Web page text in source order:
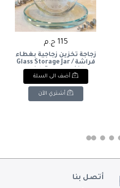
115 ج.م
زجاجة تخزين زجاجية بغطاء
فراشة / Glass Storage Jar
with Butterfly Lid ​
أضف الى السلة
أشتري الآن
أتصل بنا